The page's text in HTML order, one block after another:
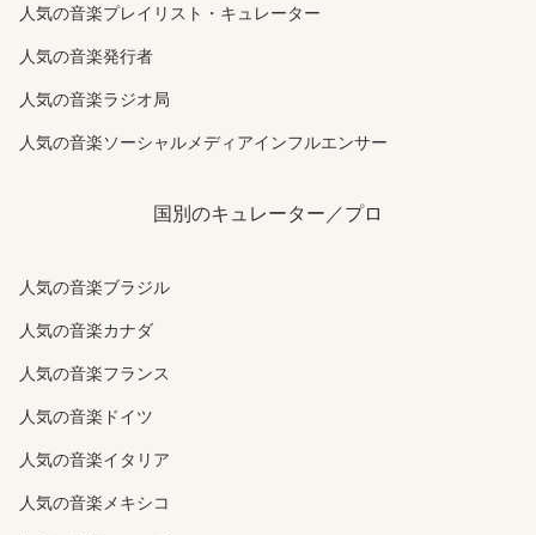
人気の音楽プレイリスト・キュレーター
人気の音楽発行者
人気の音楽ラジオ局
人気の音楽ソーシャルメディアインフルエンサー
国別のキュレーター／プロ
人気の音楽ブラジル
人気の音楽カナダ
人気の音楽フランス
人気の音楽ドイツ
人気の音楽イタリア
人気の音楽メキシコ